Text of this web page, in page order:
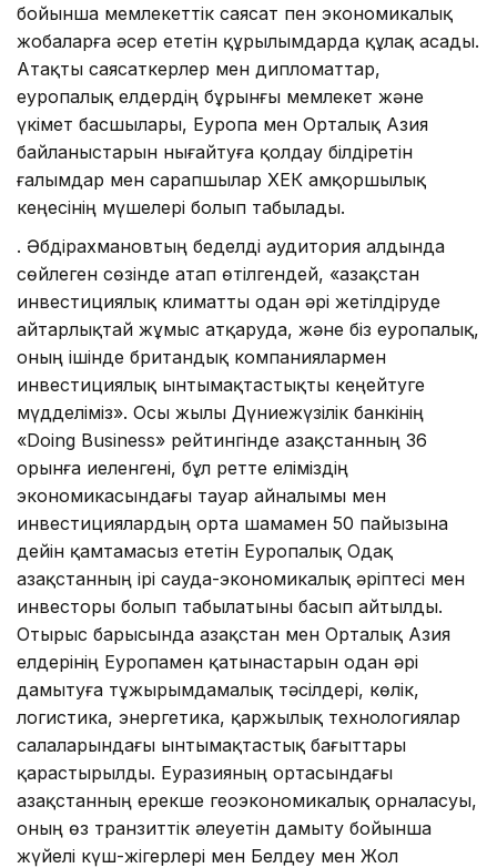
бойынша мемлекеттік саясат пен экономикалық
жобаларға әсер ететін құрылымдарда құлақ асады.
Атақты саясаткерлер мен дипломаттар,
еуропалық елдердің бұрынғы мемлекет және
үкімет басшылары, Еуропа мен Орталық Азия
байланыстарын нығайтуға қолдау білдіретін
ғалымдар мен сарапшылар ХҚЕК Қамқоршылық
кеңесінің мүшелері болып табылады.
Қ. Әбдірахмановтың беделді аудитория алдында
сөйлеген сөзінде атап өтілгендей, «Қазақстан
инвестициялық климатты одан әрі жетілдіруде
айтарлықтай жұмыс атқаруда, және біз еуропалық,
оның ішінде британдық компаниялармен
инвестициялық ынтымақтастықты кеңейтуге
мүдделіміз». Осы жылы Дүниежүзілік банкінің
«Doing Business» рейтингінде Қазақстанның 36
орынға иеленгені, бұл ретте еліміздің
экономикасындағы тауар айналымы мен
инвестициялардың орта шамамен 50 пайызына
дейін қамтамасыз ететін Еуропалық Одақ
Қазақстанның ірі сауда-экономикалық әріптесі мен
инвесторы болып табылатыны басып айтылды.
Отырыс барысында Қазақстан мен Орталық Азия
елдерінің Еуропамен қатынастарын одан әрі
дамытуға тұжырымдамалық тәсілдері, көлік,
логистика, энергетика, қаржылық технологиялар
салаларындағы ынтымақтастық бағыттары
қарастырылды. Еуразияның ортасындағы
Қазақстанның ерекше геоэкономикалық орналасуы,
оның өз транзиттік әлеуетін дамыту бойынша
жүйелі күш-жігерлері мен Белдеу мен Жол